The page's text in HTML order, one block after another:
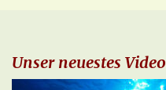
Unser neuestes Video